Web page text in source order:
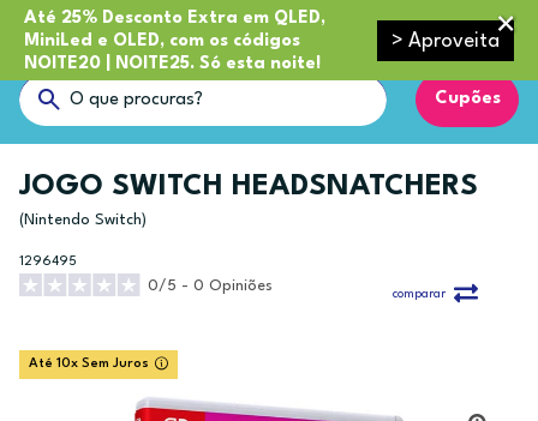
Até 25% Desconto Extra em QLED,
MiniLed e OLED, com os códigos
NOITE20 | NOITE25. Só esta noite!
> Aproveita
Cupões
JOGO SWITCH HEADSNATCHERS
(Nintendo Switch)
1296495
0/5 - 0 Opiniões
comparar
Até 10x Sem Juros